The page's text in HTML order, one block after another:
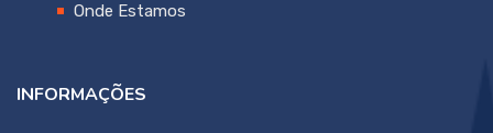
Onde Estamos
INFORMAÇÕES